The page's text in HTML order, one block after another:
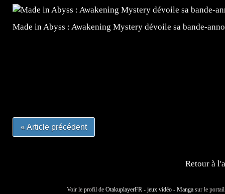
Made in Abyss : Awakening Mystery dévoile sa bande-
« Article précédent
Retour à
Voir le profil de OtakuplayerFR - jeux vidéo - Manga sur le